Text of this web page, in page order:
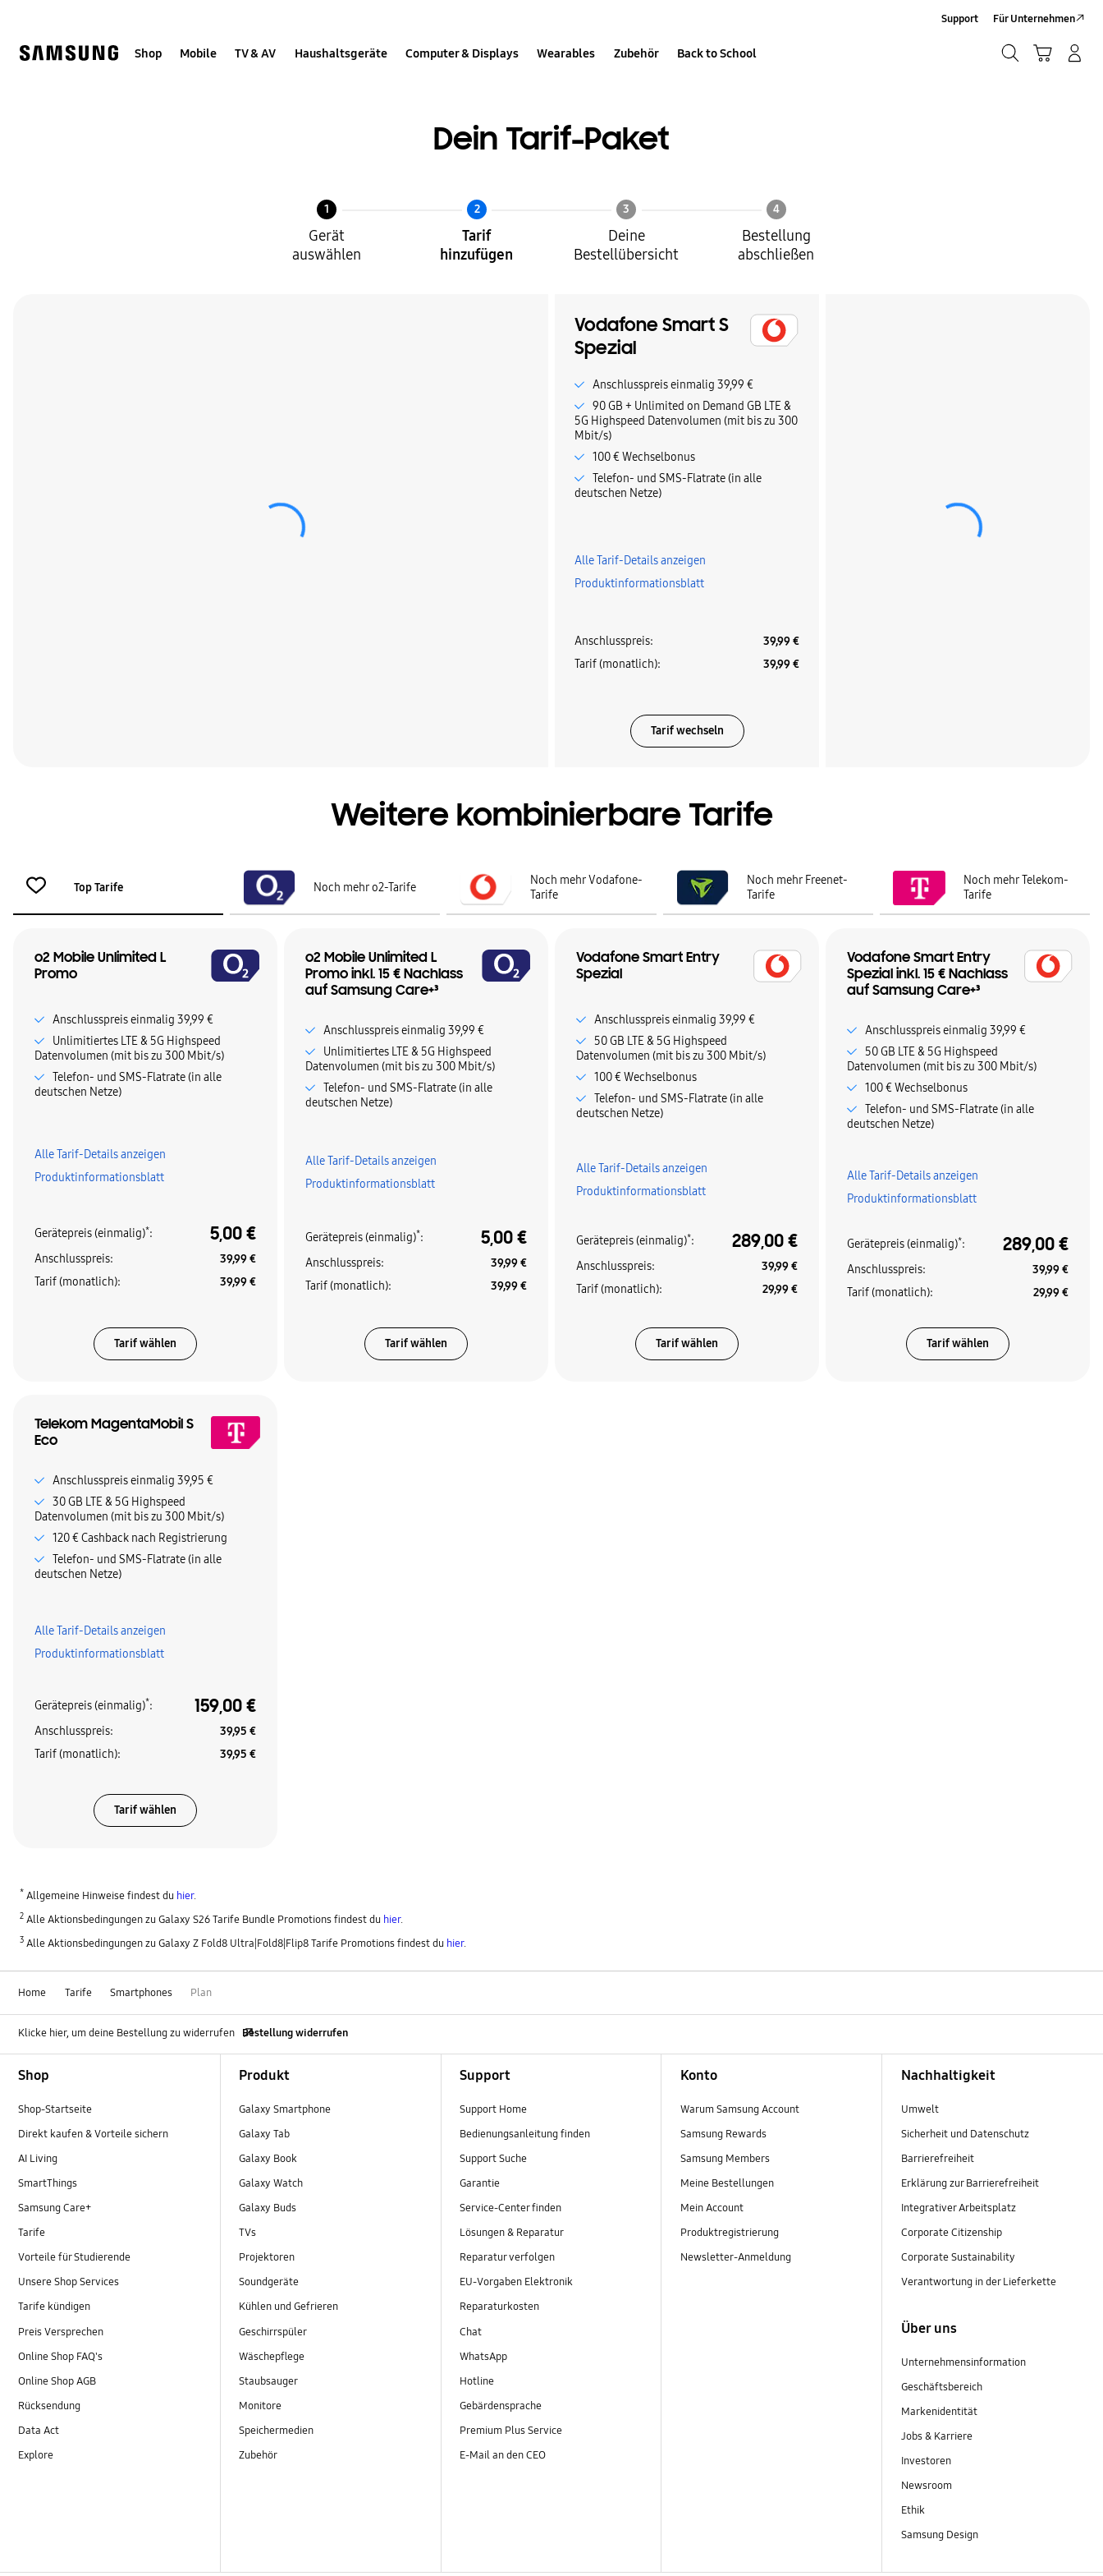
help
Shop Mobile TV & AV Haushaltsgeräte Computer & Displays Wearables Zubehör Back to School
Support Für Unternehmen
Dein Tarif-Paket
1
Gerät
auswählen
2
Tarif
hinzufügen
3
Deine
Bestellübersicht
4
Bestellung
abschließen
Vodafone Smart S
Spezial
Anschlusspreis einmalig 39,99 €
90 GB + Unlimited on Demand GB LTE &
5G Highspeed Datenvolumen (mit bis zu 300
Mbit/s)
100 € Wechselbonus
Telefon- und SMS-Flatrate (in alle
deutschen Netze)
Alle Tarif-Details anzeigen
Produktinformationsblatt
Anschlusspreis:
39,99 €
Tarif (monatlich): 39,99 €
Tarif wechseln
Weitere kombinierbare Tarife
Top Tarife Noch mehr o2-Tarife
Noch mehr Vodafone-
Tarife
Noch mehr Freenet-
Tarife
Noch mehr Telekom-
Tarife
o2 Mobile Unlimited L
Promo
Anschlusspreis einmalig 39,99 €
Unlimitiertes LTE & 5G Highspeed
Datenvolumen (mit bis zu 300 Mbit/s)
Telefon- und SMS-Flatrate (in alle
deutschen Netze)
Alle Tarif-Details anzeigen
Produktinformationsblatt
Gerätepreis (einmalig)*: 5,00 €
Anschlusspreis:
39,99 €
Tarif (monatlich): 39,99 €
Tarif wählen
o2 Mobile Unlimited L
Promo inkl. 15 € Nachlass
auf Samsung Care+³
Anschlusspreis einmalig 39,99 €
Unlimitiertes LTE & 5G Highspeed
Datenvolumen (mit bis zu 300 Mbit/s)
Telefon- und SMS-Flatrate (in alle
deutschen Netze)
Alle Tarif-Details anzeigen
Produktinformationsblatt
Gerätepreis (einmalig)*: 5,00 €
Anschlusspreis:
39,99 €
Tarif (monatlich): 39,99 €
Tarif wählen
Vodafone Smart Entry
Spezial
Anschlusspreis einmalig 39,99 €
50 GB LTE & 5G Highspeed
Datenvolumen (mit bis zu 300 Mbit/s)
100 € Wechselbonus
Telefon- und SMS-Flatrate (in alle
deutschen Netze)
Alle Tarif-Details anzeigen
Produktinformationsblatt
Gerätepreis (einmalig)*: 289,00 €
Anschlusspreis:
39,99 €
Tarif (monatlich): 29,99 €
Tarif wählen
Vodafone Smart Entry
Spezial inkl. 15 € Nachlass
auf Samsung Care+³
Anschlusspreis einmalig 39,99 €
50 GB LTE & 5G Highspeed
Datenvolumen (mit bis zu 300 Mbit/s)
100 € Wechselbonus
Telefon- und SMS-Flatrate (in alle
deutschen Netze)
Alle Tarif-Details anzeigen
Produktinformationsblatt
Gerätepreis (einmalig)*: 289,00 €
Anschlusspreis:
39,99 €
Tarif (monatlich): 29,99 €
Tarif wählen
Telekom MagentaMobil S
Eco
Anschlusspreis einmalig 39,95 €
30 GB LTE & 5G Highspeed
Datenvolumen (mit bis zu 300 Mbit/s)
120 € Cashback nach Registrierung
Telefon- und SMS-Flatrate (in alle
deutschen Netze)
Alle Tarif-Details anzeigen
Produktinformationsblatt
Gerätepreis (einmalig)*: 159,00 €
Anschlusspreis:
39,95 €
Tarif (monatlich): 39,95 €
Tarif wählen
* Allgemeine Hinweise findest du hier.
2 Alle Aktionsbedingungen zu Galaxy S26 Tarife Bundle Promotions findest du hier.
3 Alle Aktionsbedingungen zu Galaxy Z Fold8 Ultra|Fold8|Flip8 Tarife Promotions findest du hier.
Home Tarife Smartphones Plan
Klicke hier, um deine Bestellung zu widerrufen Bestellung widerrufen
Shop
Shop-Startseite
Direkt kaufen & Vorteile sichern
AI Living
SmartThings
Samsung Care+
Tarife
Vorteile für Studierende
Unsere Shop Services
Tarife kündigen
Preis Versprechen
Online Shop FAQ's
Online Shop AGB
Rücksendung
Data Act
Explore
Produkt
Galaxy Smartphone
Galaxy Tab
Galaxy Book
Galaxy Watch
Galaxy Buds
TVs
Projektoren
Soundgeräte
Kühlen und Gefrieren
Geschirrspüler
Wäschepflege
Staubsauger
Monitore
Speichermedien
Zubehör
Support
Support Home
Bedienungsanleitung finden
Support Suche
Garantie
Service-Center finden
Lösungen & Reparatur
Reparatur verfolgen
EU-Vorgaben Elektronik
Reparaturkosten
Chat
WhatsApp
Hotline
Gebärdensprache
Premium Plus Service
E-Mail an den CEO
Konto
Warum Samsung Account
Samsung Rewards
Samsung Members
Meine Bestellungen
Mein Account
Produktregistrierung
Newsletter-Anmeldung
Nachhaltigkeit
Umwelt
Sicherheit und Datenschutz
Barrierefreiheit
Erklärung zur Barrierefreiheit
Integrativer Arbeitsplatz
Corporate Citizenship
Corporate Sustainability
Verantwortung in der Lieferkette
Über uns
Unternehmensinformation
Geschäftsbereich
Markenidentität
Jobs & Karriere
Investoren
Newsroom
Ethik
Samsung Design